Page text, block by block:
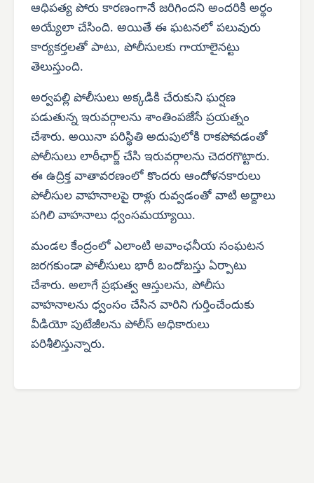
ఆధిపత్య పోరు కారణంగానే జరిగిందని అందరికి అర్థం
అయ్యేలా చేసింది. అయితే ఈ ఘటనలో పలువురు
కార్యకర్తలతో పాటు, పోలీసులకు గాయాలైనట్టు
తెలుస్తుంది.
అర్వపల్లి పోలీసులు అక్కడికి చేరుకుని ఘర్షణ
పడుతున్న ఇరువర్గాలను శాంతింపజేసే ప్రయత్నం
చేశారు. అయినా పరిస్థితి అదుపులోకి రాకపోవడంతో
పోలీసులు లాఠీఛార్జ్ చేసి ఇరువర్గాలను చెదరగొట్టారు.
ఈ ఉద్రిక్త వాతావరణంలో కొందరు ఆందోళనకారులు
పోలీసుల వాహనాలపై రాళ్లు రువ్వడంతో వాటి అద్దాలు
పగిలి వాహనాలు ధ్వంసమయ్యాయి.
మండల కేంద్రంలో ఎలాంటి అవాంఛనీయ సంఘటన
జరగకుండా పోలీసులు భారీ బందోబస్తు ఏర్పాటు
చేశారు. అలాగే ప్రభుత్వ ఆస్తులను, పోలీసు
వాహనాలను ధ్వంసం చేసిన వారిని గుర్తించేందుకు
వీడియో పుటేజీలను పోలీస్ అధికారులు
పరిశీలిస్తున్నారు.